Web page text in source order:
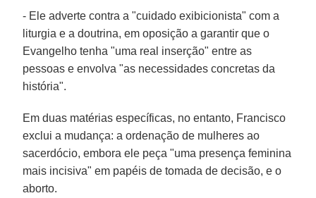
- Ele adverte contra a "cuidado exibicionista" com a
liturgia e a doutrina, em oposição a garantir que o
Evangelho tenha "uma real inserção" entre as
pessoas e envolva "as necessidades concretas da
história".
Em duas matérias específicas, no entanto, Francisco
exclui a mudança: a ordenação de mulheres ao
sacerdócio, embora ele peça "uma presença feminina
mais incisiva" em papéis de tomada de decisão, e o
aborto.